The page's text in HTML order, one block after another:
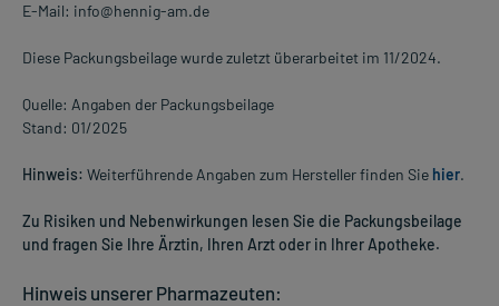
E-Mail: info@hennig-am.de
Diese Packungsbeilage wurde zuletzt überarbeitet im 11/2024.
Quelle: Angaben der Packungsbeilage
Stand: 01/2025
Hinweis: Weiterführende Angaben zum Hersteller finden Sie hier.
Zu Risiken und Nebenwirkungen lesen Sie die Packungsbeilage
und fragen Sie Ihre Ärztin, Ihren Arzt oder in Ihrer Apotheke.
Hinweis unserer Pharmazeuten: